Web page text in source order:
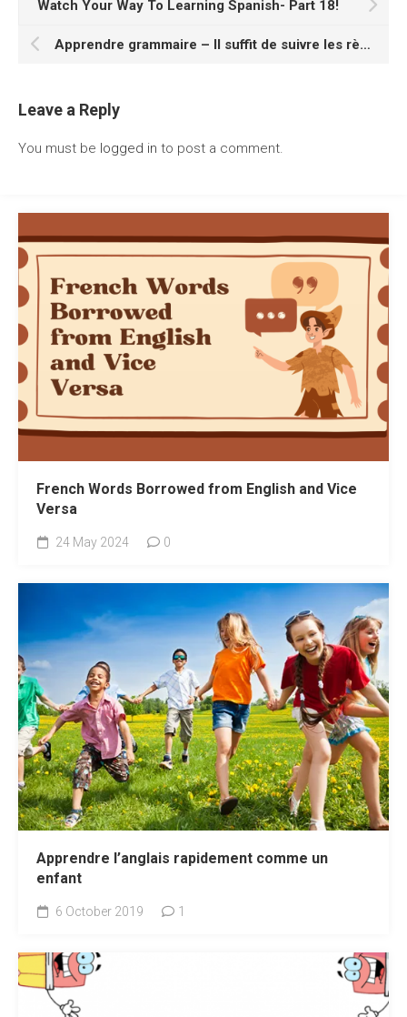
Watch Your Way To Learning Spanish- Part 18!
Apprendre grammaire – Il suffit de suivre les règles
Leave a Reply
You must be logged in to post a comment.
French Words Borrowed from English and Vice
Versa
24 May 2024 0
Apprendre l’anglais rapidement comme un
enfant
6 October 2019 1